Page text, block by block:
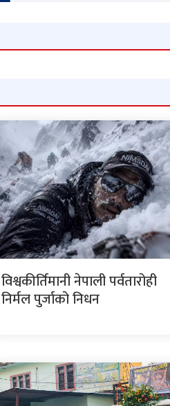
विश्वकीर्तिमानी नेपाली पर्वतारोही
निर्मल पुर्जाको निधन